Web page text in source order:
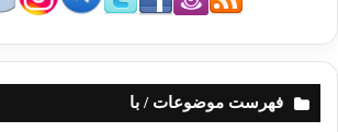
کیفیت خوب به مشتری خود بفروشید(شایسته
در شرایطی که مشتری مجبور به خرید کالا
مبلغی بیش تر( از میزان سودی که حق شماست)
فهرست موضوعات / با